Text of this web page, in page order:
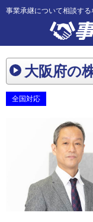
事業承継について相談する
大阪府の
全国対応